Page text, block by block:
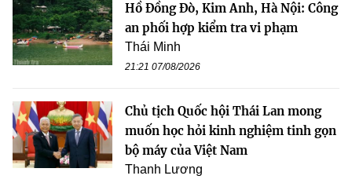
Hồ Đồng Đò, Kim Anh, Hà Nội: Công
an phối hợp kiểm tra vi phạm
Thái Minh
21:21 07/08/2026
Chủ tịch Quốc hội Thái Lan mong
muốn học hỏi kinh nghiệm tinh gọn
bộ máy của Việt Nam
Thanh Lương